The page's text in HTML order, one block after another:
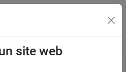
l'affichage du menu
site web